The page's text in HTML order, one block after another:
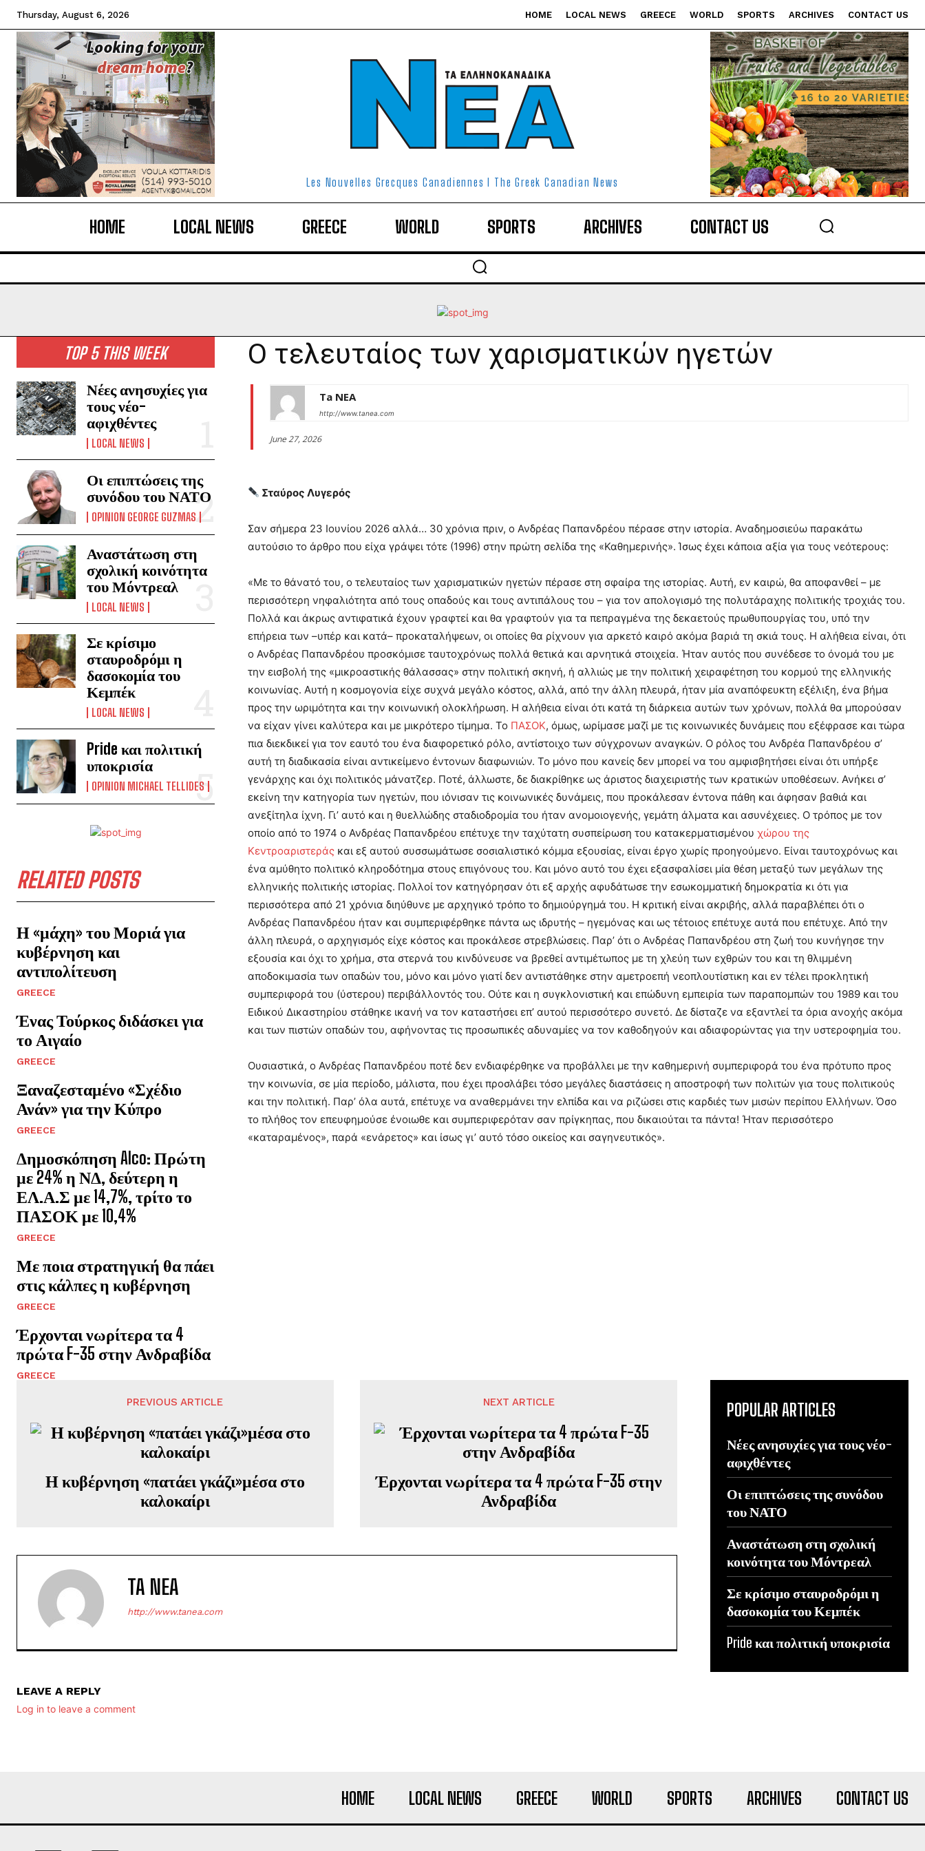
Thursday, August 6, 2026 HOME LOCAL NEWS GREECE WORLD SPORTS ARCHIVES CONTACT US
Les Nouvelles Grecques Canadiennes I The Greek Canadian News
HOME LOCAL NEWS GREECE WORLD SPORTS ARCHIVES CONTACT US
TOP 5 THIS WEEK
Νέες ανησυχίες για
τους νέο-
αφιχθέντες
LOCAL NEWS
Οι επιπτώσεις της
συνόδου του ΝΑΤΟ
OPINION GEORGE GUZMAS
Αναστάτωση στη
σχολική κοινότητα
του Μόντρεαλ
LOCAL NEWS
Σε κρίσιμο
σταυροδρόμι η
δασοκομία του
Κεμπέκ
LOCAL NEWS
Pride και πολιτική
υποκρισία
OPINION MICHAEL TELLIDES
RELATED POSTS
Η «μάχη» του Μοριά για
κυβέρνηση και
αντιπολίτευση
GREECE
Ένας Τούρκος διδάσκει για
το Αιγαίο
GREECE
Ξαναζεσταμένο «Σχέδιο
Ανάν» για την Κύπρο
GREECE
Δημοσκόπηση Alco: Πρώτη
με 24% η ΝΔ, δεύτερη η
ΕΛ.Α.Σ με 14,7%, τρίτο το
ΠΑΣΟΚ με 10,4%
GREECE
Με ποια στρατηγική θα πάει
στις κάλπες η κυβέρνηση
GREECE
Έρχονται νωρίτερα τα 4
πρώτα F-35 στην Ανδραβίδα
GREECE
Ο τελευταίος των χαρισματικών ηγετών
Ta NEA
http://www.tanea.com
June 27, 2026
Σταύρος Λυγερός
Σαν σήμερα 23 Ιουνίου 2026 αλλά… 30 χρόνια πριν, ο Ανδρέας Παπανδρέου πέρασε στην ιστορία. Αναδημοσιεύω παρακάτω
αυτούσιο το άρθρο που είχα γράψει τότε (1996) στην πρώτη σελίδα της «Καθημερινής». Ίσως έχει κάποια αξία για τους νεότερους:
«Με το θάνατό του, ο τελευταίος των χαρισματικών ηγετών πέρασε στη σφαίρα της ιστορίας. Αυτή, εν καιρώ, θα αποφανθεί – με
περισσότερη νηφαλιότητα από τους οπαδούς και τους αντιπάλους του – για τον απολογισμό της πολυτάραχης πολιτικής τροχιάς του.
Πολλά και άκρως αντιφατικά έχουν γραφτεί και θα γραφτούν για τα πεπραγμένα της δεκαετούς πρωθυπουργίας του, υπό την
επήρεια των –υπέρ και κατά– προκαταλήψεων, οι οποίες θα ρίχνουν για αρκετό καιρό ακόμα βαριά τη σκιά τους. Η αλήθεια είναι, ότι
ο Ανδρέας Παπανδρέου προσκόμισε ταυτοχρόνως πολλά θετικά και αρνητικά στοιχεία. Ήταν αυτός που συνέδεσε το όνομά του με
την εισβολή της «μικροαστικής θάλασσας» στην πολιτική σκηνή, ή αλλιώς με την πολιτική χειραφέτηση του κορμού της ελληνικής
κοινωνίας. Αυτή η κοσμογονία είχε συχνά μεγάλο κόστος, αλλά, από την άλλη πλευρά, ήταν μία αναπόφευκτη εξέλιξη, ένα βήμα
προς την ωριμότητα και την κοινωνική ολοκλήρωση. Η αλήθεια είναι ότι κατά τη διάρκεια αυτών των χρόνων, πολλά θα μπορούσαν
να είχαν γίνει καλύτερα και με μικρότερο τίμημα. Το ΠΑΣΟΚ, όμως, ωρίμασε μαζί με τις κοινωνικές δυνάμεις που εξέφρασε και τώρα
πια διεκδικεί για τον εαυτό του ένα διαφορετικό ρόλο, αντίστοιχο των σύγχρονων αναγκών. Ο ρόλος του Ανδρέα Παπανδρέου σ’
αυτή τη διαδικασία είναι αντικείμενο έντονων διαφωνιών. Το μόνο που κανείς δεν μπορεί να του αμφισβητήσει είναι ότι υπήρξε
γενάρχης και όχι πολιτικός μάνατζερ. Ποτέ, άλλωστε, δε διακρίθηκε ως άριστος διαχειριστής των κρατικών υποθέσεων. Ανήκει σ’
εκείνη την κατηγορία των ηγετών, που ιόνισαν τις κοινωνικές δυνάμεις, που προκάλεσαν έντονα πάθη και άφησαν βαθιά και
ανεξίτηλα ίχνη. Γι’ αυτό και η θυελλώδης σταδιοδρομία του ήταν ανομοιογενής, γεμάτη άλματα και ασυνέχειες. Ο τρόπος με τον
οποίο από το 1974 ο Ανδρέας Παπανδρέου επέτυχε την ταχύτατη συσπείρωση του κατακερματισμένου χώρου της
Κεντροαριστεράς και εξ αυτού συσσωμάτωσε σοσιαλιστικό κόμμα εξουσίας, είναι έργο χωρίς προηγούμενο. Είναι ταυτοχρόνως και
ένα αμύθητο πολιτικό κληροδότημα στους επιγόνους του. Και μόνο αυτό του έχει εξασφαλίσει μία θέση μεταξύ των μεγάλων της
ελληνικής πολιτικής ιστορίας. Πολλοί τον κατηγόρησαν ότι εξ αρχής αφυδάτωσε την εσωκομματική δημοκρατία κι ότι για
περισσότερα από 21 χρόνια διηύθυνε με αρχηγικό τρόπο το δημιούργημά του. Η κριτική είναι ακριβής, αλλά παραβλέπει ότι ο
Ανδρέας Παπανδρέου ήταν και συμπεριφέρθηκε πάντα ως ιδρυτής – ηγεμόνας και ως τέτοιος επέτυχε αυτά που επέτυχε. Από την
άλλη πλευρά, ο αρχηγισμός είχε κόστος και προκάλεσε στρεβλώσεις. Παρ’ ότι ο Ανδρέας Παπανδρέου στη ζωή του κυνήγησε την
εξουσία και όχι το χρήμα, στα στερνά του κινδύνευσε να βρεθεί αντιμέτωπος με τη χλεύη των εχθρών του και τη θλιμμένη
αποδοκιμασία των οπαδών του, μόνο και μόνο γιατί δεν αντιστάθηκε στην αμετροεπή νεοπλουτίστικη και εν τέλει προκλητική
συμπεριφορά του (ύστερου) περιβάλλοντός του. Ούτε και η συγκλονιστική και επώδυνη εμπειρία των παραπομπών του 1989 και του
Ειδικού Δικαστηρίου στάθηκε ικανή να τον καταστήσει επ’ αυτού περισσότερο συνετό. Δε δίσταζε να εξαντλεί τα όρια ανοχής ακόμα
και των πιστών οπαδών του, αφήνοντας τις προσωπικές αδυναμίες να τον καθοδηγούν και αδιαφορώντας για την υστεροφημία του.
Ουσιαστικά, ο Ανδρέας Παπανδρέου ποτέ δεν ενδιαφέρθηκε να προβάλλει με την καθημερινή συμπεριφορά του ένα πρότυπο προς
την κοινωνία, σε μία περίοδο, μάλιστα, που έχει προσλάβει τόσο μεγάλες διαστάσεις η αποστροφή των πολιτών για τους πολιτικούς
και την πολιτική. Παρ’ όλα αυτά, επέτυχε να αναθερμάνει την ελπίδα και να ριζώσει στις καρδιές των μισών περίπου Ελλήνων. Όσο
το πλήθος τον επευφημούσε ένοιωθε και συμπεριφερόταν σαν πρίγκηπας, που δικαιούται τα πάντα! Ήταν περισσότερο
«καταραμένος», παρά «ενάρετος» και ίσως γι’ αυτό τόσο οικείος και σαγηνευτικός».
PREVIOUS ARTICLE
Η κυβέρνηση «πατάει γκάζι»μέσα στο
καλοκαίρι
NEXT ARTICLE
Έρχονται νωρίτερα τα 4 πρώτα F-35 στην
Ανδραβίδα
TA NEA
http://www.tanea.com
LEAVE A REPLY
Log in to leave a comment
POPULAR ARTICLES
Νέες ανησυχίες για τους νέο-
αφιχθέντες
Οι επιπτώσεις της συνόδου
του ΝΑΤΟ
Αναστάτωση στη σχολική
κοινότητα του Μόντρεαλ
Σε κρίσιμο σταυροδρόμι η
δασοκομία του Κεμπέκ
Pride και πολιτική υποκρισία
HOME LOCAL NEWS GREECE WORLD SPORTS ARCHIVES CONTACT US